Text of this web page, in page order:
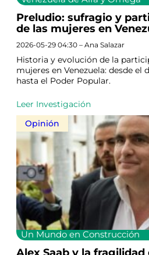
Preludio: sufragio y
de las mujeres en
2026-05-29 04:30 – Ana Salazar
Historia y evolución de la
mujeres en Venezuela: desde el
hasta el Poder Popular.
Leer Investigación
Opinión
Un Mundo en Construcción